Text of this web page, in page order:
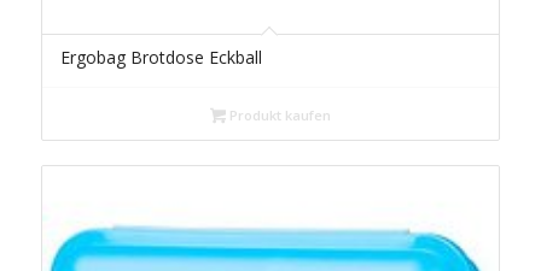
Ergobag Brotdose Eckball
Produkt kaufen